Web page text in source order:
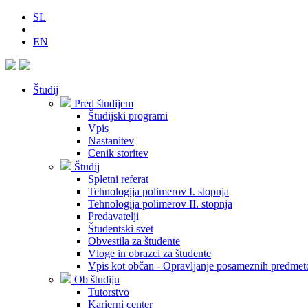
SL
|
EN
Študij
Pred študijem
Študijski programi
Vpis
Nastanitev
Cenik storitev
Študij
Spletni referat
Tehnologija polimerov I. stopnja
Tehnologija polimerov II. stopnja
Predavatelji
Študentski svet
Obvestila za študente
Vloge in obrazci za študente
Vpis kot občan - Opravljanje posameznih
Ob študiju
Tutorstvo
Karierni center